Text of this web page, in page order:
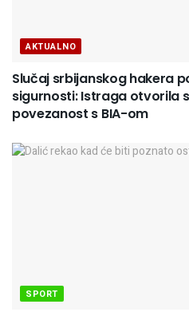
AKTUALNO
Slučaj srbijanskog hakera
sigurnosti: Istraga otvorila
povezanost s BIA-om
SPORT